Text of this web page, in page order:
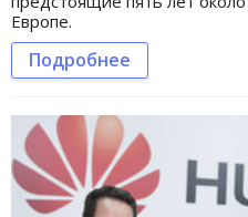
Европе.
Подробнее